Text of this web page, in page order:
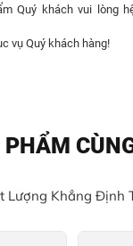
Quý khách vui lòng
vụ Quý khách hàng!­
Lượng Khẳng Định